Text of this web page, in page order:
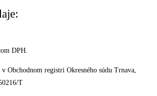
DPH.
Obchodnom registri Okresného súdu Trnava,
T